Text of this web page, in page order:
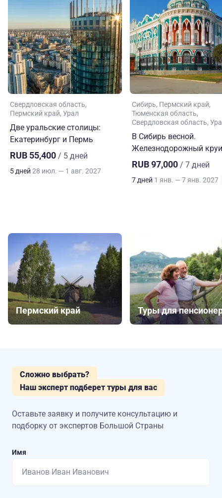
Свердловская область
Пермский край Урал
Две уральские столицы:
Екатеринбург и Пермь
RUB 55,400 / 5 дней
5 дней 28 июл. — 1 авг. 2027
Сибирь Пермский край
Тюменская область
Свердловская область
В Сибирь весной.
Железнодорожный
RUB 97,000 / 7 дней
7 дней 1 янв. — 7 янв. 2027
Пермский край Туры для
Сложно выбрать?
Наш эксперт подберет туры для вас
Оставьте заявку и получите консультацию и
подборку от экспертов Большой Страны
Имя